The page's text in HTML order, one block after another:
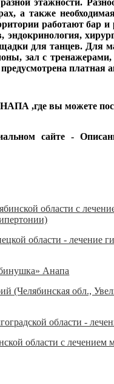
этажности.
а также
работают бар
для танцев.
зал с
,где вы можете
сайте -
области с
области - лечение
Анапа
(Челябинская обл.,
области -
области с лечением